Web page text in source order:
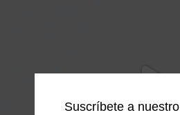
Suscríbete a nuestro